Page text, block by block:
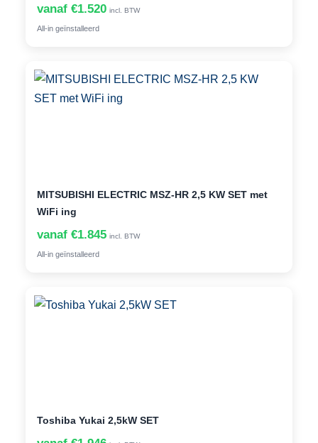
vanaf €1.520 incl. BTW
All-in geïnstalleerd
MITSUBISHI ELECTRIC MSZ-HR 2,5 KW SET met
WiFi ing
vanaf €1.845 incl. BTW
All-in geïnstalleerd
Toshiba Yukai 2,5kW SET